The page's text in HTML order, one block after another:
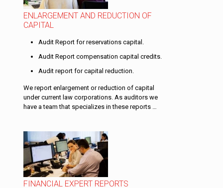
ENLARGEMENT AND REDUCTION OF
CAPITAL
Audit Report for reservations capital.
Audit Report compensation capital credits.
Audit report for capital reduction.
We report enlargement or reduction of capital
under current law corporations. As auditors we
have a team that specializes in these reports …
FINANCIAL EXPERT REPORTS